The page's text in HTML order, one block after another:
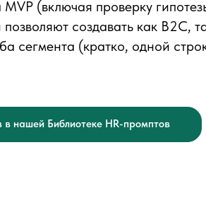
MVP (включая проверку
создавать как B2C,
сегмента (кратко, одной
нашей Библиотеке HR-промптов